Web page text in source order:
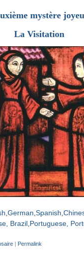
mystère
La Visitation
German Spanish
Brazil Portuguese,
| Permalink